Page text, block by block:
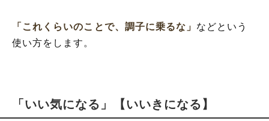
「これくらいのことで、調子に乗るな」 などという
使い方をします。
「いい気になる」【いいきになる】